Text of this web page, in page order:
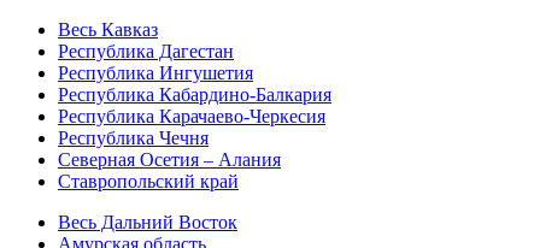
Весь Кавказ
Республика Дагестан
Республика Ингушетия
Республика Кабардино-Балкария
Республика Карачаево-Черкесия
Республика Чечня
Северная Осетия – Алания
Ставропольский край
Весь Дальний Восток
Амурская область